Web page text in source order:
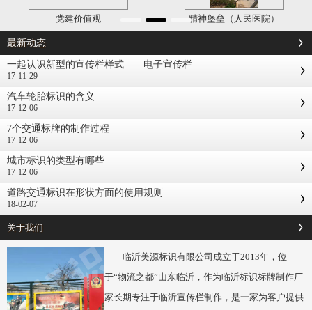
党建价值观 精神堡垒（人民医院）
最新动态
一起认识新型的宣传栏样式——电子宣传栏
17-11-29
汽车轮胎标识的含义
17-12-06
7个交通标牌的制作过程
17-12-06
城市标识的类型有哪些
17-12-06
道路交通标识在形状方面的使用规则
18-02-07
关于我们
临沂美源标识有限公司成立于2013年，位
于“物流之都”山东临沂，作为临沂标识标牌制作厂
家长期专注于临沂宣传栏制作，是一家为客户提供